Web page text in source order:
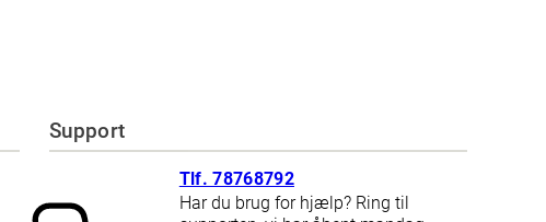
Support
Tlf. 78768792
Har du brug for hjælp? Ring til